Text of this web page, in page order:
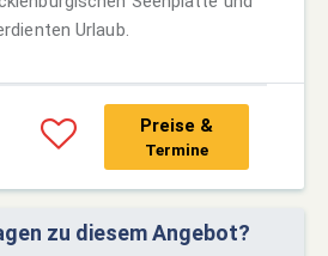
Urlaub.
Preise &
Termine
zu diesem Angebot?